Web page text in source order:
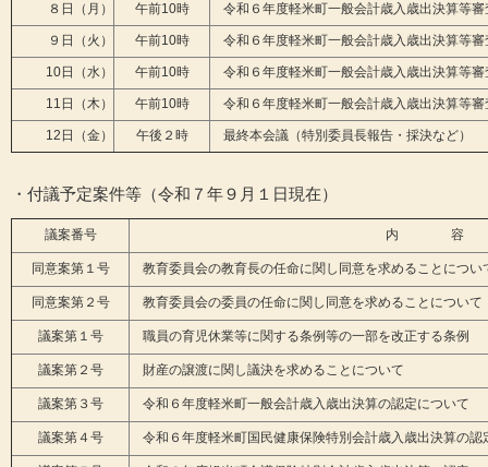
８日（月） 午前10時 令和６年度軽米町一般会計歳入歳出決算等審
９日（火） 午前10時 令和６年度軽米町一般会計歳入歳出決算等審
10日（水） 午前10時 令和６年度軽米町一般会計歳入歳出決算等審
11日（木） 午前10時 令和６年度軽米町一般会計歳入歳出決算等審
12日（金） 午後２時 最終本会議（特別委員長報告・採決など）
・付議予定案件等（令和７年９月１日現在）
議案番号 内 容
同意案第１号 教育委員会の教育長の任命に関し同意を求めることについ
同意案第２号 教育委員会の委員の任命に関し同意を求めることについて
議案第１号 職員の育児休業等に関する条例等の一部を改正する条例
議案第２号 財産の譲渡に関し議決を求めることについて
議案第３号 令和６年度軽米町一般会計歳入歳出決算の認定について
議案第４号 令和６年度軽米町国民健康保険特別会計歳入歳出決算の認